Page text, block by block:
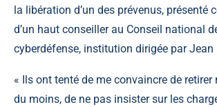
la libération d’un des prévenus, présenté
d’un haut conseiller au Conseil national
cyberdéfense, institution dirigée par Jean
« Ils ont tenté de me convaincre de
du moins, de ne pas insister sur les